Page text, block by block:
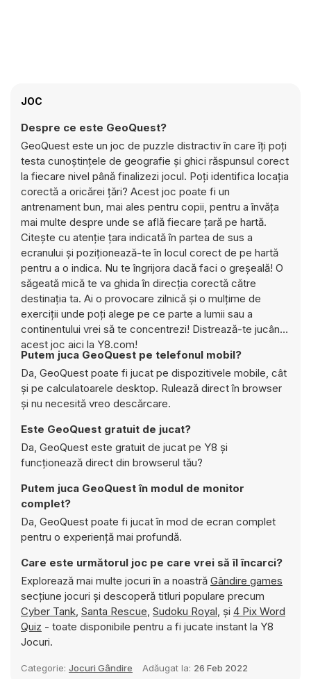
JOC
Despre ce este GeoQuest?
GeoQuest este un joc de puzzle distractiv în care îți poți
testa cunoștințele de geografie și ghici răspunsul corect
la fiecare nivel până finalizezi jocul. Poți identifica locația
corectă a oricărei țări? Acest joc poate fi un
antrenament bun, mai ales pentru copii, pentru a învăța
mai multe despre unde se află fiecare țară pe hartă.
Citește cu atenție țara indicată în partea de sus a
ecranului și poziționează-te în locul corect de pe hartă
pentru a o indica. Nu te îngrijora dacă faci o greșeală! O
săgeată mică te va ghida în direcția corectă către
destinația ta. Ai o provocare zilnică și o mulțime de
exerciții unde poți alege pe ce parte a lumii sau a
continentului vrei să te concentrezi! Distrează-te jucând
acest joc aici la Y8.com!
Putem juca GeoQuest pe telefonul mobil?
Da, GeoQuest poate fi jucat pe dispozitivele mobile, cât
și pe calculatoarele desktop. Rulează direct în browser
și nu necesită vreo descărcare.
Este GeoQuest gratuit de jucat?
Da, GeoQuest este gratuit de jucat pe Y8 și
funcționează direct din browserul tău?
Putem juca GeoQuest în modul de monitor
complet?
Da, GeoQuest poate fi jucat în mod de ecran complet
pentru o experiență mai profundă.
Care este următorul joc pe care vrei să îl încarci?
Explorează mai multe jocuri în a noastră Gândire games
secțiune jocuri și descoperă titluri populare precum
Cyber Tank, Santa Rescue, Sudoku Royal, și 4 Pix Word
Quiz - toate disponibile pentru a fi jucate instant la Y8
Jocuri.
Categorie: Jocuri Gândire Adăugat la: 26 Feb 2022